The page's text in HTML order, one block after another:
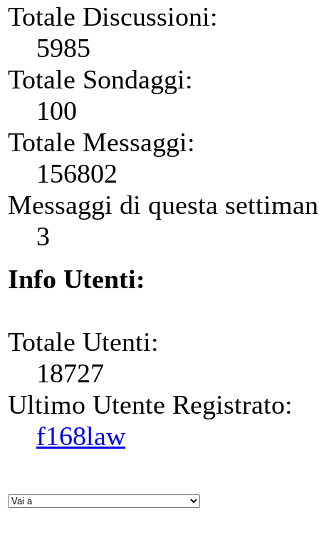
Totale Discussioni:
5985
Totale Sondaggi:
100
Totale Messaggi:
156802
Messaggi di questa
3
Info Utenti:
Totale Utenti:
18727
Ultimo Utente Registrato:
f168law